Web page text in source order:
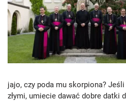
jajo, czy poda mu skorpiona?
złymi, umiecie dawać dobre datki